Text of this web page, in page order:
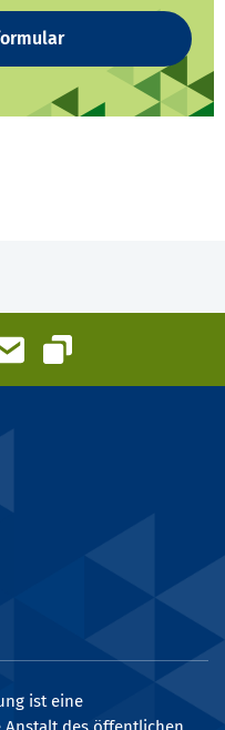
E-Mail
Link kopieren
ist eine